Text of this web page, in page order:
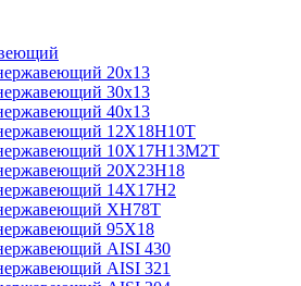
20х13
30х13
40х13
12Х18Н10Т
10Х17Н13М2T
20Х23Н18
14Х17Н2
ХН78Т
95Х18
AISI 430
AISI 321